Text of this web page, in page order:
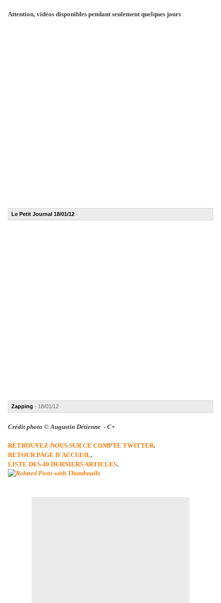
Attention, vidéos disponibles pendant seulement quelques jours
Le Petit Journal 18/01/12 -
Zapping - 18/01/12
Crédit photo © Augustin Détienne - C+
RETROUVEZ-NOUS SUR CE COMPTE TWITTER.
RETOUR PAGE D'ACCUEIL.
LISTE DES 40 DERNIERS ARTICLES.